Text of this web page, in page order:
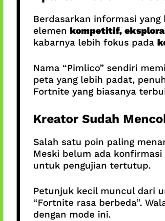
Berdasarkan informasi
elemen kompetitif,
kabarnya lebih fokus pada
Nama “Pimlico” sendiri
peta yang lebih padat,
Fortnite yang biasanya
Kreator Sudah
Salah satu poin paling
Meski belum ada
untuk pengujian tertutup.
Petunjuk kecil muncul dari
“Fortnite rasa berbeda”.
dengan mode ini.